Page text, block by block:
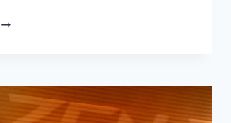
LES
CLAVIERS